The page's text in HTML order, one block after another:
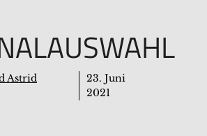
Astrid
23. Juni
2021